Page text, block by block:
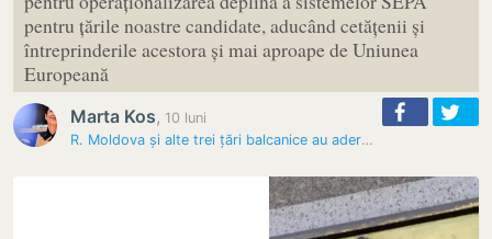
pentru țările noastre candidate, aducând cetățenii și
întreprinderile acestora și mai aproape de Uniunea
Europeană
Marta Kos, 10 luni
R. Moldova și alte trei țări balcanice au aderat la zona unică de…